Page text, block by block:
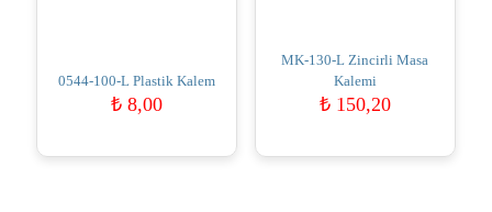
0544-100-L Plastik Kalem
₺ 8,00
MK-130-L Zincirli Masa
Kalemi
₺150,20